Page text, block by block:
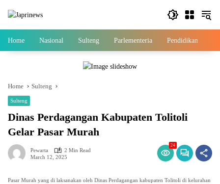
Home Nasional Sulteng Parlementeria Pendidikan
Home Sulteng
Sulteng
Dinas Perdagangan Kabupaten Tolitoli
Gelar Pasar Murah
Pewarta
2 Min Read
March 12, 2025
24
Pasar Murah yang di laksanakan oleh Dinas Perdagangan kabupaten Tolitoli di kelurahan